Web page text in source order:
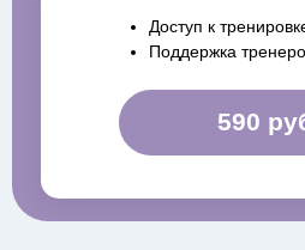
590
Доступ к
Поддержка